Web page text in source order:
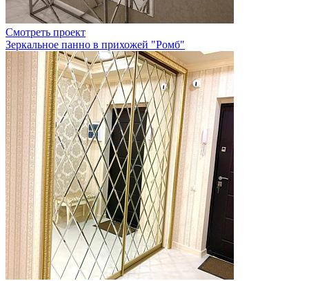
Смотреть проект
Зеркальное панно в прихожей "Ромб"